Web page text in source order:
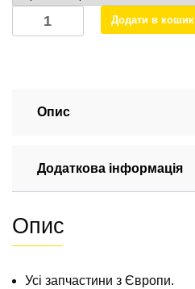
Амортизатор,
зчеплення,
Мерседес
2018
2.2
(OM
651)
Додати в кошик
Опис
Додаткова інформація
Опис
Усі запчастини з Європи.